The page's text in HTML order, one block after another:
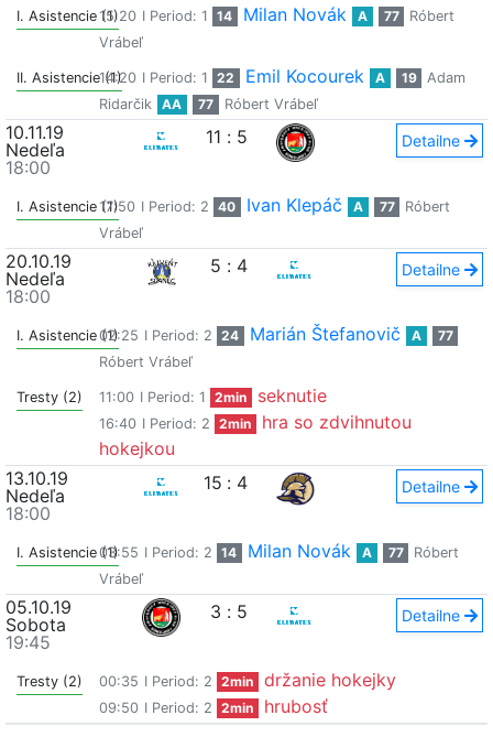
I. Asistencie (1)15:20 I Period: 1 14 Milan Novák A 77
Róbert
Vrábeľ
II. Asistencie (1)
14:20 I Period: 1 22 Emil Kocourek A 19
Adam
Ridarčik
AA 77 Róbert Vrábeľ
10.11.19
Nedeľa
18:00
11 : 5 Detailne
I. Asistencie (1)17:50 I Period: 2 40 Ivan Klepáč A 77
Róbert
Vrábeľ
20.10.19
Nedeľa
18:00
5 : 4 Detailne
I. Asistencie (1)02:25 I Period: 2 24 Marián Štefanovič A
77
Róbert Vrábeľ
Tresty (2) 11:00 I Period: 1 2min seknutie
16:40 I Period: 2 2min
hra so zdvihnutou
hokejkou
13.10.19
Nedeľa
18:00
15 : 4 Detailne
I. Asistencie (1)03:55 I Period: 2 14 Milan Novák A 77
Róbert
Vrábeľ
05.10.19
Sobota
19:45
3 : 5 Detailne
Tresty (2) 00:35 I Period: 2 2min držanie hokejky
09:50 I Period: 2 2min hrubosť